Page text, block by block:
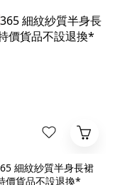
細紋紗質半身長裙
價貨品不設退換*